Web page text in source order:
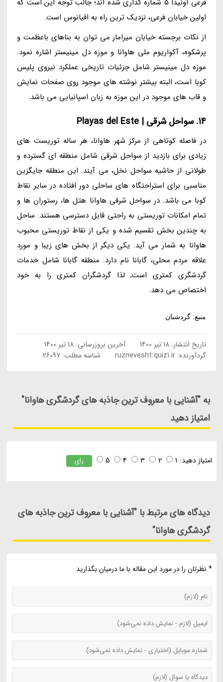
فرعی اونیدا 5 شماره گذاری شده اند؛ جالب توجه این است که
اولین خیابان فرعی، نزدیک ترین راه به اقیانوس است.
از نکات برجسته خیابان میرامار می توان به بناهای باعظمت و
پرشکوه، آکواریوم ملی هاوانا و موزه دل مینیستر اشاره نمود.
موزه دل مینیستر شامل جزئیات تاریخی عملکرد نیروی پلیس
کوبا است، البته بیشتر نوشته های موجود روی صفحات نمایش
و قاب های موجود در این موزه به زبان اسپانیایی می باشد.
14. سواحل شرقی | Playas del Este
در فاصله کوتاهی از مرکز شهر هاوانا، هر ساله توریست های
زیادی برای بازدید از سواحل شرقی شامل منطقه ای گسترده و
طولانی از حاشیه سواحل نخل، می آیند. این منطقه جایگزین
مناسبی برای استراحتگاه های ساحلی دور افتاده در سایر نقاط
کوبا می باشد. در سواحل شرقی هاوانا هتل ها، رستوران ها و
تمام امکانات توریستی به راحتی قابل دسترسی هستند. ساحل
به چندین بخش تقسیم شده و یکی از نقاط توریستی محبوب
هاوانا به شمار می آید. یکی دیگر از بخش های زیبا و مورد
علاقه مردم محلی، گابانا نام دارد. منطقه گابانا شامل خدمات
گردشگری کمتری است; لذا گردشگران کمتری را به خود
اختصاص می دهد.
منبع: گردشبان
تاریخ انتشار:18 تیر 1400 آخرین بروزرسانی:18 تیر 1400
گردآورنده:ruznevesht.quiz1.ir شناسه مطلب: 26097
به "آشنایی با معروف ترین جاذبه های گردشگری هاوانا"
امتیاز دهید
امتیاز دهید: 1
2
3
4
5 رای
دیدگاه های مرتبط با "آشنایی با معروف ترین جاذبه های
گردشگری هاوانا"
* نظرتان را در مورد این مقاله با ما درمیان بگذارید